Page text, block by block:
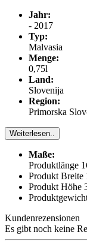
Jahr:
- 2017
Typ:
Malvasia
Menge:
0,75l
Land:
Slovenija
Region:
Primorska
Weiterlesen..
Maße:
Produktlänge
Produkt Breite
Produkt Höhe
Kundenrezensionen
Es gibt noch keine